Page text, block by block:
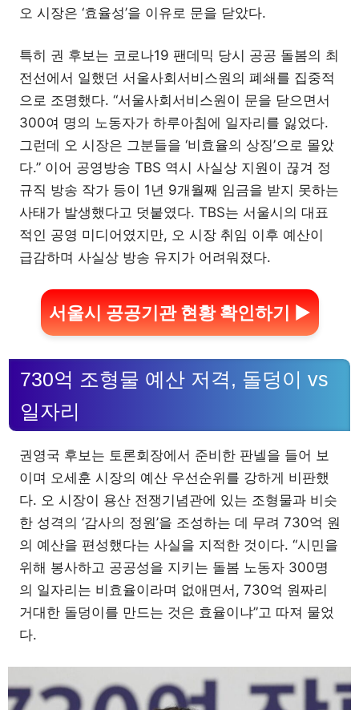
오 시장은 ‘효율성’을 이유로 문을 닫았다.
특히 권 후보는 코로나19 팬데믹 당시 공공 돌봄의 최
전선에서 일했던 서울사회서비스원의 폐쇄를 집중적
으로 조명했다. “서울사회서비스원이 문을 닫으면서
300여 명의 노동자가 하루아침에 일자리를 잃었다.
그런데 오 시장은 그분들을 ‘비효율의 상징’으로 몰았
다.” 이어 공영방송 TBS 역시 사실상 지원이 끊겨 정
규직 방송 작가 등이 1년 9개월째 임금을 받지 못하는
사태가 발생했다고 덧붙였다. TBS는 서울시의 대표
적인 공영 미디어였지만, 오 시장 취임 이후 예산이
급감하며 사실상 방송 유지가 어려워졌다.
서울시 공공기관 현황 확인하기 ▶
730억 조형물 예산 저격, 돌덩이 vs
일자리
권영국 후보는 토론회장에서 준비한 판넬을 들어 보
이며 오세훈 시장의 예산 우선순위를 강하게 비판했
다. 오 시장이 용산 전쟁기념관에 있는 조형물과 비슷
한 성격의 ‘감사의 정원’을 조성하는 데 무려 730억 원
의 예산을 편성했다는 사실을 지적한 것이다. “시민을
위해 봉사하고 공공성을 지키는 돌봄 노동자 300명
의 일자리는 비효율이라며 없애면서, 730억 원짜리
거대한 돌덩이를 만드는 것은 효율이냐”고 따져 물었
다.